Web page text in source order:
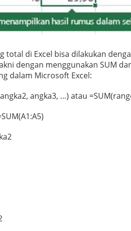
total di Excel bisa dilakukan
dengan menggunakan SUM
dalam Microsoft Excel:
angka3, …) atau